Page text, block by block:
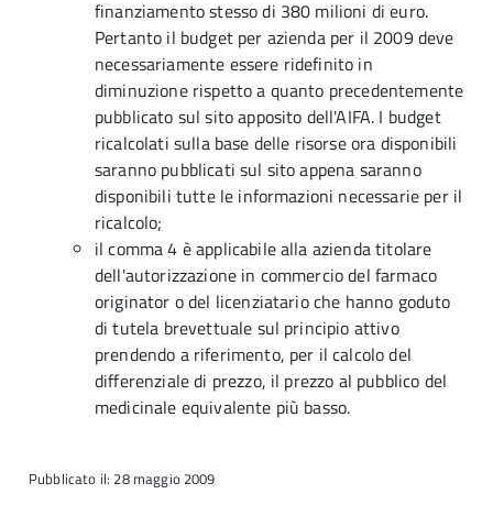
finanziamento stesso di 380 milioni di euro.
Pertanto il budget per azienda per il 2009 deve
necessariamente essere ridefinito in
diminuzione rispetto a quanto precedentemente
pubblicato sul sito apposito dell'AIFA. I budget
ricalcolati sulla base delle risorse ora disponibili
saranno pubblicati sul sito appena saranno
disponibili tutte le informazioni necessarie per il
ricalcolo;
il comma 4 è applicabile alla azienda titolare
dell'autorizzazione in commercio del farmaco
originator o del licenziatario che hanno goduto
di tutela brevettuale sul principio attivo
prendendo a riferimento, per il calcolo del
differenziale di prezzo, il prezzo al pubblico del
medicinale equivalente più basso.
Pubblicato il: 28 maggio 2009